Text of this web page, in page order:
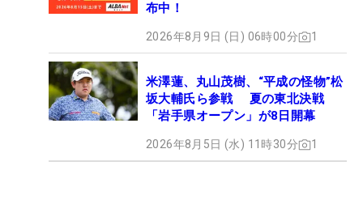
布中！
2026年8月9日 (日) 06時00分 1
米澤蓮、丸山茂樹、“平成の怪物”松
坂大輔氏ら参戦 夏の東北決戦
「岩手県オープン」が8日開幕
2026年8月5日 (水) 11時30分 1